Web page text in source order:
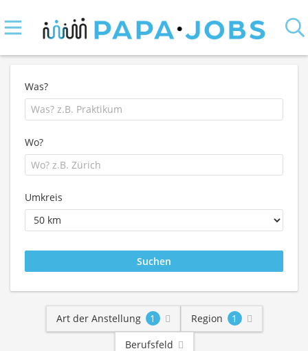
Was?
Wo?
Umkreis
Art der Anstellung 1 Region
1
Berufsfeld